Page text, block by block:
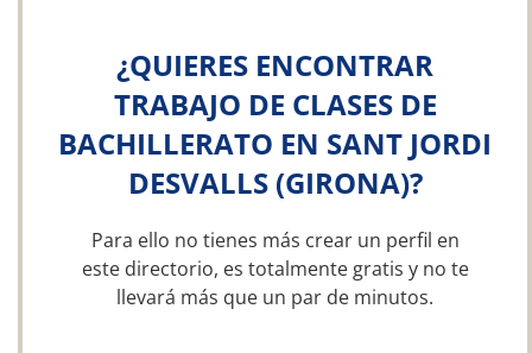
¿QUIERES ENCONTRAR
TRABAJO DE CLASES DE
BACHILLERATO EN SANT JORDI
DESVALLS (GIRONA)?
Para ello no tienes más crear un perfil en
este directorio, es totalmente gratis y no te
llevará más que un par de minutos.